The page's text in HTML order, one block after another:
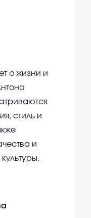
о жизни и
стиль и
и